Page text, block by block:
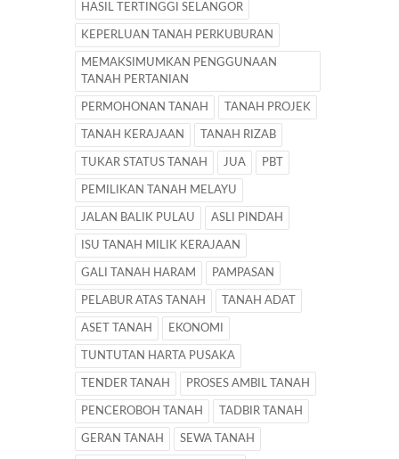
HASIL TERTINGGI SELANGOR
KEPERLUAN TANAH PERKUBURAN
MEMAKSIMUMKAN PENGGUNAAN
TANAH PERTANIAN
PERMOHONAN TANAH TANAH PROJEK
TANAH KERAJAAN TANAH RIZAB
TUKAR STATUS TANAH JUA PBT
PEMILIKAN TANAH MELAYU
JALAN BALIK PULAU ASLI PINDAH
ISU TANAH MILIK KERAJAAN
GALI TANAH HARAM PAMPASAN
PELABUR ATAS TANAH TANAH ADAT
ASET TANAH EKONOMI
TUNTUTAN HARTA PUSAKA
TENDER TANAH PROSES AMBIL TANAH
PENCEROBOH TANAH TADBIR TANAH
GERAN TANAH SEWA TANAH